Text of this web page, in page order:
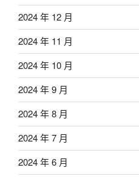
2024 年 12 月
2024 年 11 月
2024 年 10 月
2024 年 9 月
2024 年 8 月
2024 年 7 月
2024 年 6 月